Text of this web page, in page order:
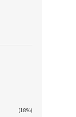
(18%)